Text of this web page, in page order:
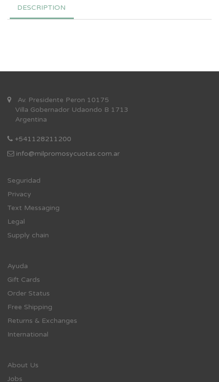
DESCRIPTION
Av. Presidente Peron 10175
Villa Gobernador Udaondo B 1713
Argentina
+541128211200
info@milpromosycuotas.com.ar
Seguridad
Privacy
Text Messaging
Legal
Supply chain
Ayuda
Gift Cards
Order Status
Free Shipping
Returns & Exchanges
International
About Us
Jobs